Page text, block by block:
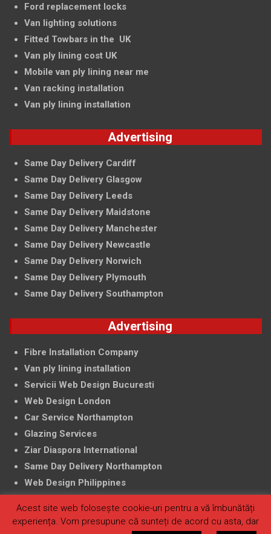
Ford replacement locks
Van lighting solutions
Fitted Towbars in the UK
Van ply lining cost UK
Mobile van ply lining near me
Van racking installation
Van ply lining installation
Advertising
Same Day Delivery Cardiff
Same Day Delivery Glasgow
Same Day Delivery Leeds
Same Day Delivery Maidstone
Same Day Delivery Manchester
Same Day Delivery Newcastle
Same Day Delivery Norwich
Same Day Delivery Plymouth
Same Day Delivery Southampton
Advertising
Fibre Installation Company
Van ply lining installation
Servicii Web Design Bucuresti
Web Design London
Car Service Northampton
Glazing Services
Ziar Diaspora International
Same Day Delivery Northampton
Web Design Philippines
Acest site web folosește cookie-uri pentru a vă îmbunătăți
experiența. Vom presupune că sunteți de acord cu asta, dar